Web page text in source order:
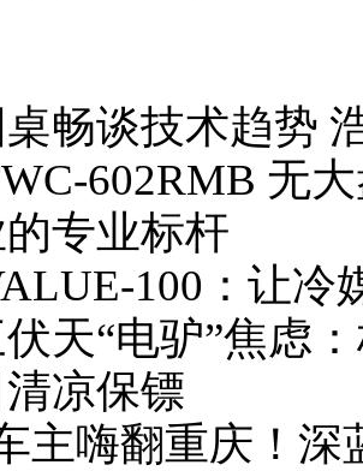
畅谈技术趋势
602RMB 无
专业标杆
100：让冷
天“电驴”焦虑
凉保镖
主嗨翻重庆！深